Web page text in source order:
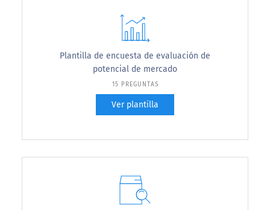
Plantilla de encuesta de evaluación de
potencial de mercado
15 PREGUNTAS
Ver plantilla